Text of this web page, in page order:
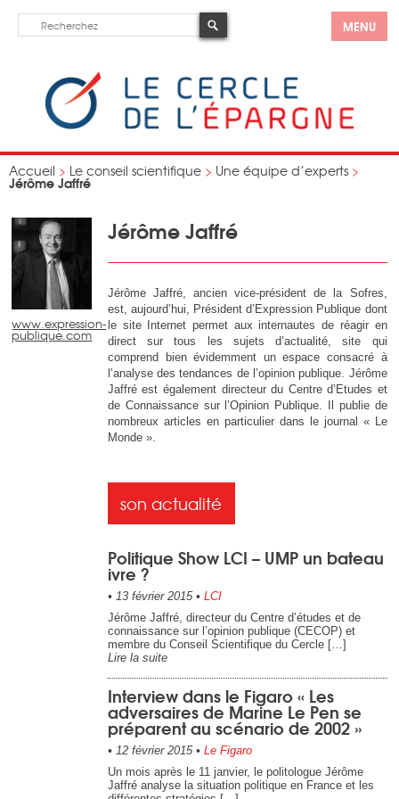
MENU
Accueil > Le conseil scientifique > Une équipe d’experts >
Jérôme Jaffré
Jérôme Jaffré
Jérôme Jaffré, ancien vice-président de la Sofres,
est, aujourd’hui, Président d’Expression Publique dont
le site Internet permet aux internautes de réagir en
direct sur tous les sujets d’actualité, site qui
comprend bien évidemment un espace consacré à
l’analyse des tendances de l’opinion publique. Jérôme
Jaffré est également directeur du Centre d’Etudes et
de Connaissance sur l’Opinion Publique. Il publie de
nombreux articles en particulier dans le journal « Le
Monde ».
son actualité
Politique Show LCI – UMP un bateau
ivre ?
•13 février 2015 • LCI
Jérôme Jaffré, directeur du Centre d’études et de
connaissance sur l’opinion publique (CECOP) et
membre du Conseil Scientifique du Cercle […]
Lire la suite
Interview dans le Figaro « Les
adversaires de Marine Le Pen se
préparent au scénario de 2002 »
•12 février 2015 • Le Figaro
Un mois après le 11 janvier, le politologue Jérôme
Jaffré analyse la situation politique en France et les
www.expression-
publique.com